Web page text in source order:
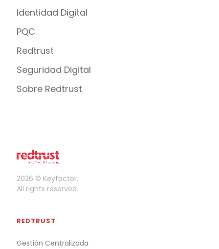
Identidad Digital
PQC
Redtrust
Seguridad Digital
Sobre Redtrust
2026 © Keyfactor.
All rights reserved.
REDTRUST
Gestión Centralizada